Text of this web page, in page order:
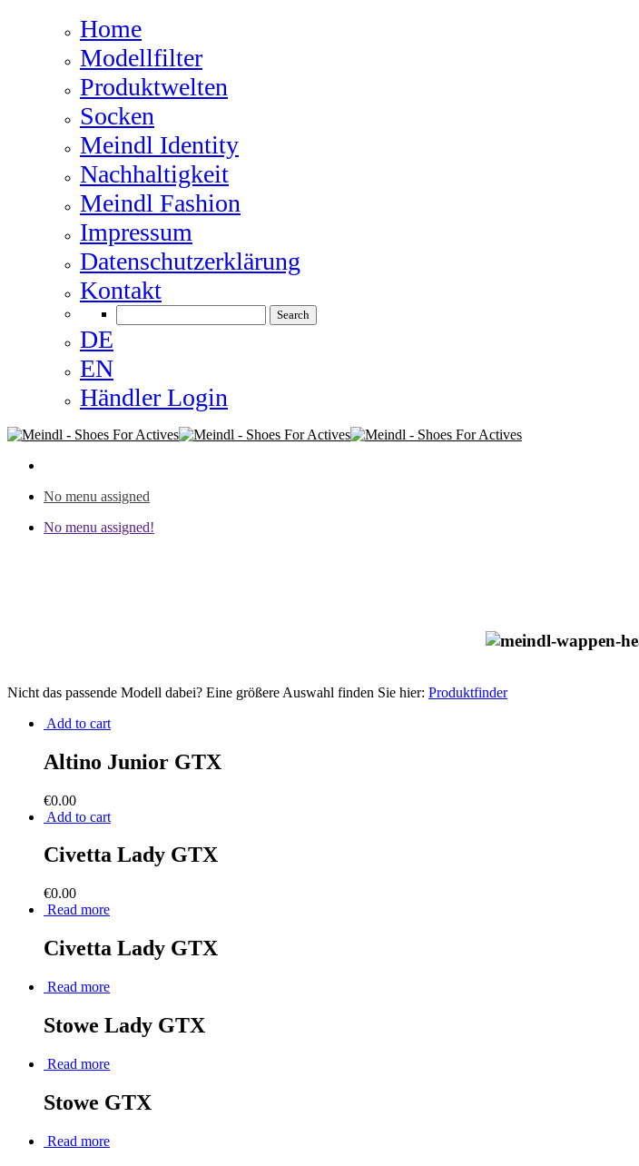
Home
Modellfilter
Produktwelten
Socken
Meindl Identity
Nachhaltigkeit
Meindl Fashion
Impressum
Datenschutzerklärung
Kontakt
DE
EN
Händler Login
No menu assigned
No menu assigned!
Nicht das passende Modell dabei? Eine größere Auswahl finden Sie hier: Produktfinder
Add to cart
Altino Junior GTX
€0.00
Add to cart
Civetta Lady GTX
€0.00
Read more
Civetta Lady GTX
Read more
Stowe Lady GTX
Read more
Stowe GTX
Read more